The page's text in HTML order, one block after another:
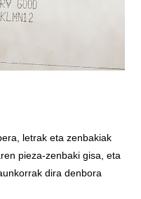
letrak eta zenbakiak
pieza-zenbaki gisa, eta
dira denbora